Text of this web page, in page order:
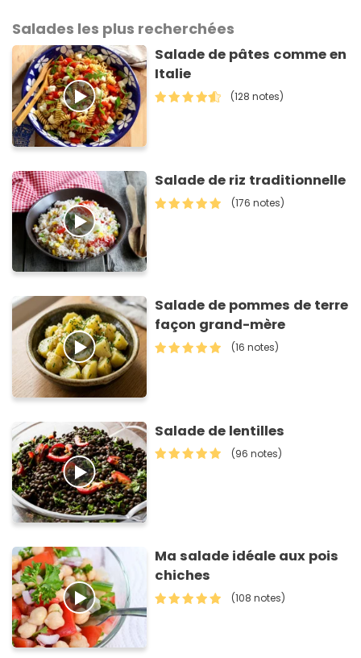
Salades les plus recherchées
Salade de pâtes comme en
Italie
(128 notes)
Salade de riz traditionnelle
(176 notes)
Salade de pommes de terre
façon grand-mère
(16 notes)
Salade de lentilles
(96 notes)
Ma salade idéale aux pois
chiches
(108 notes)